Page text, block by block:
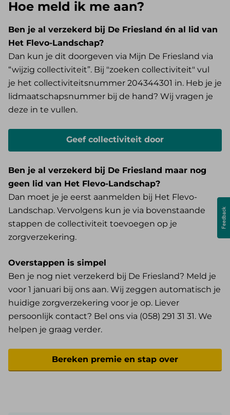
Hoe meld ik me aan?
Ben je al verzekerd bij De Friesland én al lid van
Het Flevo-Landschap?
Dan kun je dit doorgeven via Mijn De Friesland via
“wijzig collectiviteit”. Bij "zoeken collectiviteit" vul
je het collectiviteitsnummer 204344301 in. Heb je je
lidmaatschapsnummer bij de hand? Wij vragen je
deze in te vullen.
Geef collectiviteit door
Ben je al verzekerd bij De Friesland maar nog
geen lid van Het Flevo-Landschap?
Dan moet je je eerst aanmelden bij Het Flevo-
Landschap. Vervolgens kun je via bovenstaande
stappen de collectiviteit toevoegen op je
zorgverzekering.
Overstappen is simpel
Ben je nog niet verzekerd bij De Friesland? Meld je
voor 1 januari bij ons aan. Wij zeggen automatisch je
huidige zorgverzekering voor je op. Liever
persoonlijk contact? Bel ons via (058) 291 31 31. We
helpen je graag verder.
Bereken premie en stap over